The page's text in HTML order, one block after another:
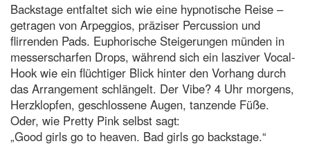
Backstage entfaltet sich wie eine hypnotische Reise –
getragen von Arpeggios, präziser Percussion und
flirrenden Pads. Euphorische Steigerungen münden in
messerscharfen Drops, während sich ein lasziver Vocal-
Hook wie ein flüchtiger Blick hinter den Vorhang durch
das Arrangement schlängelt. Der Vibe? 4 Uhr morgens,
Herzklopfen, geschlossene Augen, tanzende Füße.
Oder, wie Pretty Pink selbst sagt:
„Good girls go to heaven. Bad girls go backstage.“